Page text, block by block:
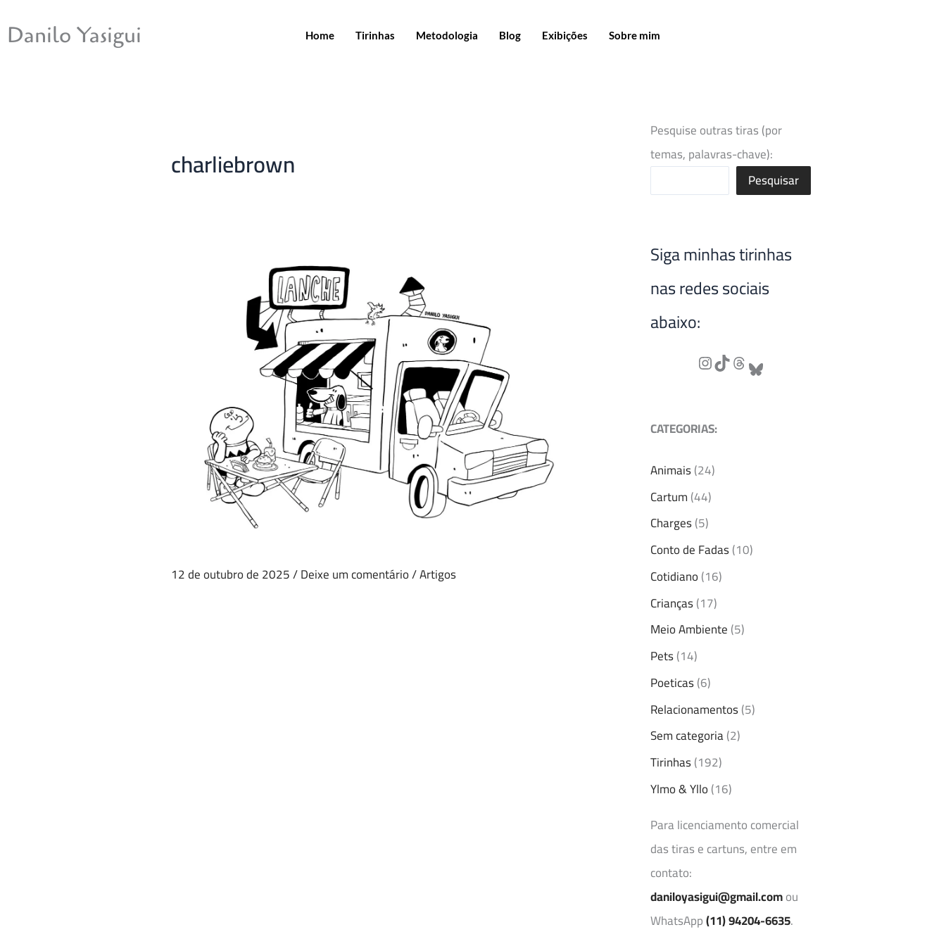
para
Danilo Yasigui Home Tirinhas Metodologia Blog Exibições Sobre mim
charliebrown
12 de outubro de 2025/Deixe um comentário/Artigos
Pesquise outras tiras (por
temas, palavras-chave):
Pesquisar
Siga minhas tirinhas
nas redes sociais
abaixo:
CATEGORIAS:
Animais(24)
Cartum(44)
Charges(5)
Conto de Fadas(10)
Cotidiano(16)
Crianças(17)
Meio Ambiente(5)
Pets(14)
Poeticas(6)
Relacionamentos(5)
Sem categoria(2)
Tirinhas(192)
Ylmo & Yllo(16)
Para licenciamento comercial
das tiras e cartuns, entre em
contato:
daniloyasigui@gmail.comou
WhatsApp(11) 94204-6635.